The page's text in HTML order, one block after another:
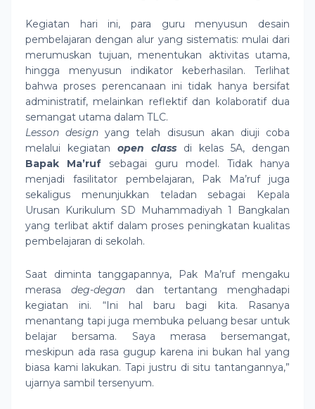
Kegiatan hari ini, para guru menyusun desain
pembelajaran dengan alur yang sistematis: mulai dari
merumuskan tujuan, menentukan aktivitas utama,
hingga menyusun indikator keberhasilan. Terlihat
bahwa proses perencanaan ini tidak hanya bersifat
administratif, melainkan reflektif dan kolaboratif dua
semangat utama dalam TLC.
Lesson design yang telah disusun akan diuji coba
melalui kegiatan
open class di kelas 5A, dengan
Bapak Ma’ruf sebagai guru model. Tidak hanya
menjadi fasilitator pembelajaran, Pak Ma’ruf juga
sekaligus menunjukkan teladan sebagai Kepala
Urusan Kurikulum SD Muhammadiyah 1 Bangkalan
yang terlibat aktif dalam proses peningkatan kualitas
pembelajaran di sekolah.
Saat diminta tanggapannya, Pak Ma’ruf mengaku
merasadeg-degan dan tertantang menghadapi
kegiatan ini. “Ini hal baru bagi kita. Rasanya
menantang tapi juga membuka peluang besar untuk
belajar bersama. Saya merasa bersemangat,
meskipun ada rasa gugup karena ini bukan hal yang
biasa kami lakukan. Tapi justru di situ tantangannya,”
ujarnya sambil tersenyum.